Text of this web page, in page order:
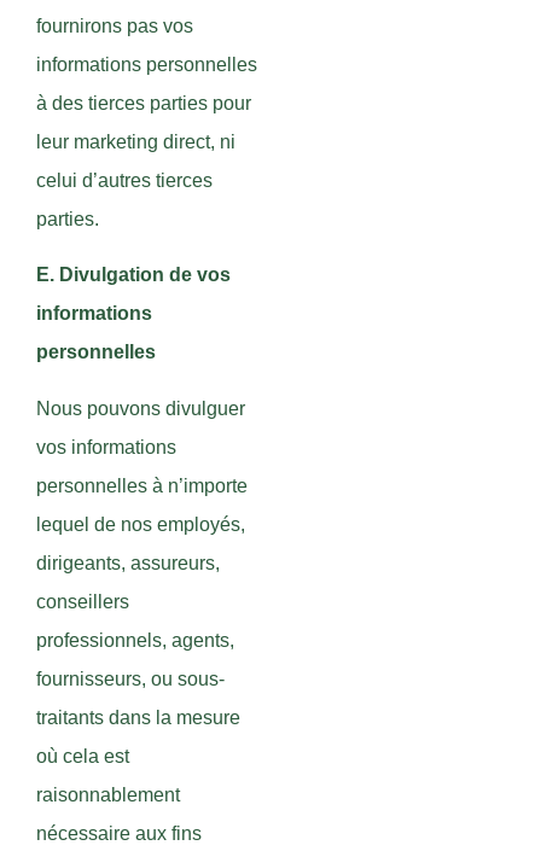
fournirons pas vos
informations personnelles
à des tierces parties pour
leur marketing direct, ni
celui d’autres tierces
parties.
E. Divulgation de vos
informations
personnelles
Nous pouvons divulguer
vos informations
personnelles à n’importe
lequel de nos employés,
dirigeants, assureurs,
conseillers
professionnels, agents,
fournisseurs, ou sous-
traitants dans la mesure
où cela est
raisonnablement
nécessaire aux fins